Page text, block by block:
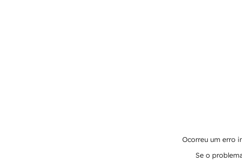
Ocorreu um erro
Se o